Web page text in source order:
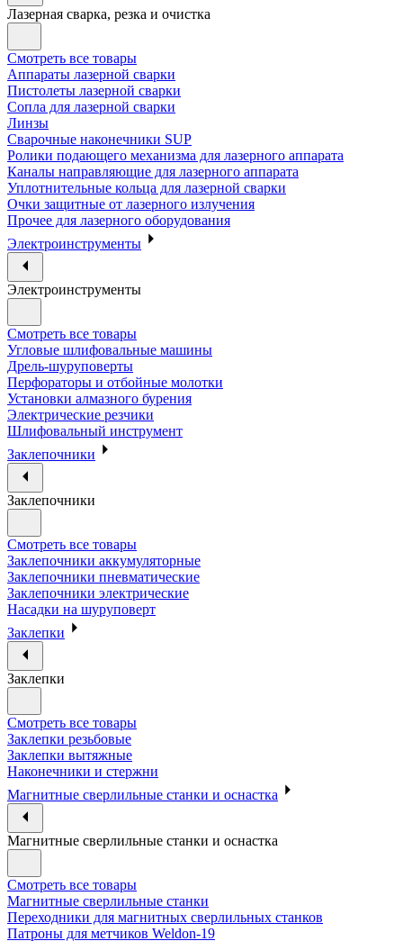
Лазерная сварка, резка и очистка
Смотреть все товары
Аппараты лазерной сварки
Пистолеты лазерной сварки
Сопла для лазерной сварки
Линзы
Сварочные наконечники SUP
Ролики подающего механизма для лазерного аппарата
Каналы направляющие для лазерного аппарата
Уплотнительные кольца для лазерной сварки
Очки защитные от лазерного излучения
Прочее для лазерного оборудования
Электроинструменты
Электроинструменты
Смотреть все товары
Угловые шлифовальные машины
Дрель-шуруповерты
Перфораторы и отбойные молотки
Установки алмазного бурения
Электрические резчики
Шлифовальный инструмент
Заклепочники
Заклепочники
Смотреть все товары
Заклепочники аккумуляторные
Заклепочники пневматические
Заклепочники электрические
Насадки на шуруповерт
Заклепки
Заклепки
Смотреть все товары
Заклепки резьбовые
Заклепки вытяжные
Наконечники и стержни
Магнитные сверлильные станки и оснастка
Магнитные сверлильные станки и оснастка
Смотреть все товары
Магнитные сверлильные станки
Переходники для магнитных сверлильных станков
Патроны для метчиков Weldon-19